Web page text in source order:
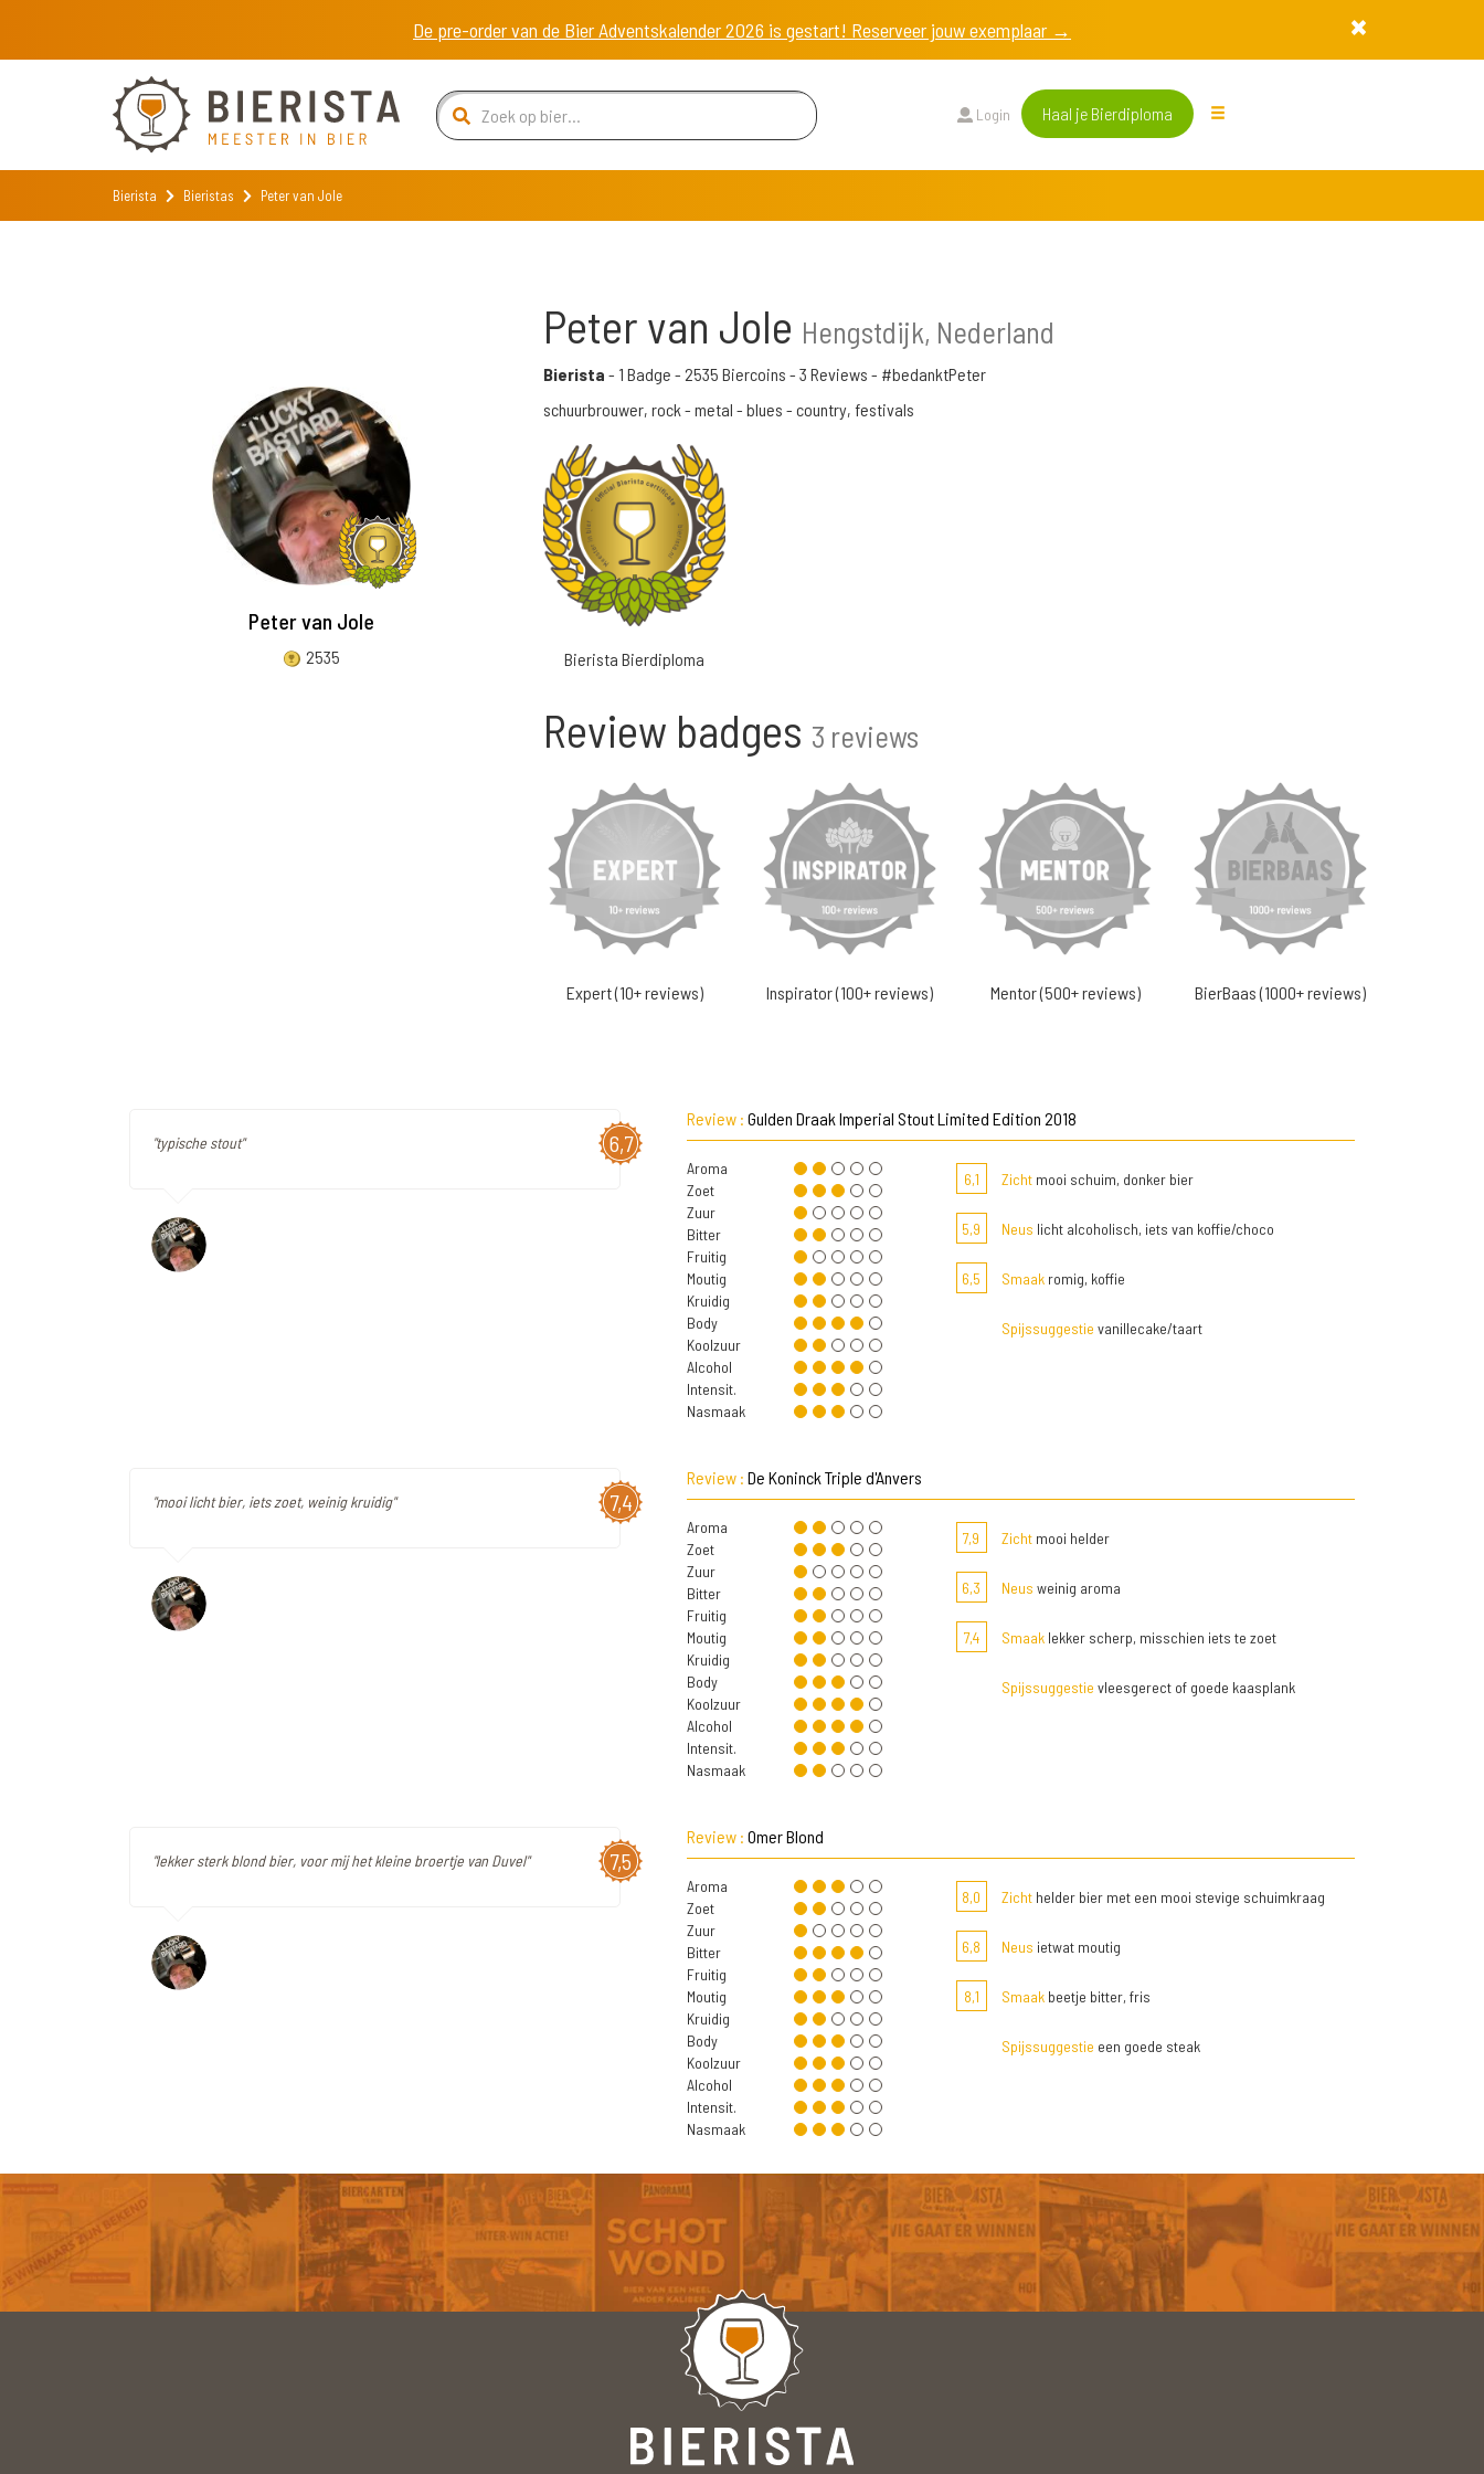
De pre-order van de Bier Adventskalender 2026 is gestart! Reserveer jouw exemplaar →
Login Haal je Bierdiploma
Bierista Bieristas Peter van Jole
Peter van Jole
2535
Peter van Jole Hengstdijk, Nederland
Bierista - 1 Badge - 2535 Biercoins - 3 Reviews - #bedanktPeter
schuurbrouwer, rock - metal - blues - country, festivals
Bierista Bierdiploma
Review badges 3 reviews
Expert (10+ reviews) Inspirator (100+ reviews) Mentor (500+ reviews) BierBaas (1000+ reviews)
6,7
"typische stout"
Review : Gulden Draak Imperial Stout Limited Edition 2018
Aroma
Zoet
Zuur
Bitter
Fruitig
Moutig
Kruidig
Body
Koolzuur
Alcohol
Intensit.
Nasmaak
6,1 Zichtmooi schuim, donker bier
5,9 Neus licht alcoholisch, iets van koffie/choco
6,5 Smaakromig, koffie
Spijssuggestie vanillecake/taart
7,4
"mooi licht bier, iets zoet, weinig kruidig"
Review : De Koninck Triple d'Anvers
Aroma
Zoet
Zuur
Bitter
Fruitig
Moutig
Kruidig
Body
Koolzuur
Alcohol
Intensit.
Nasmaak
7,9 Zichtmooi helder
6,3 Neus weinig aroma
7,4 Smaaklekker scherp, misschien iets te zoet
Spijssuggestie vleesgerect of goede kaasplank
7,5
"lekker sterk blond bier, voor mij het kleine broertje van Duvel"
Review : Omer Blond
Aroma
Zoet
Zuur
Bitter
Fruitig
Moutig
Kruidig
Body
Koolzuur
Alcohol
Intensit.
Nasmaak
8,0 Zichthelder bier met een mooi stevige schuimkraag
6,8 Neus ietwat moutig
8,1 Smaakbeetje bitter, fris
Spijssuggestie een goede steak